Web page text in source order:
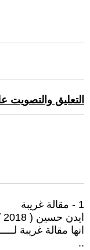
التعليق
1 - مقالة غريبة
ايدن حسين ( 2018 / 4 / 29 - 08:54 )
انها مقالة غريبة
..